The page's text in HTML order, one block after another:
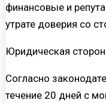
финансовые и
утрате доверия со
Юридическая
Согласно
течение 20 дней с